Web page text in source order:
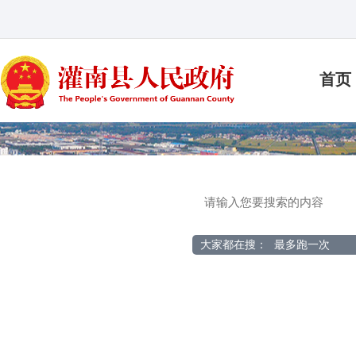
首页
大家都在搜： 最多跑一次